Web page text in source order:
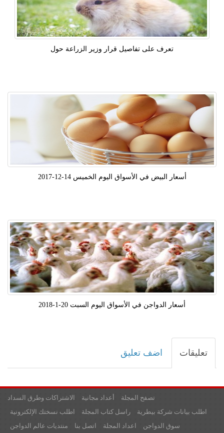
تعرف على تفاصيل قرار وزير الزراعة حول
أسعار البيض في الأسواق اليوم الخميس 14-12-2017
أسعار الدواجن في الأسواق اليوم السبت 20-1-2018
تعليقات اضف تعليق
الاشتراكات وطرق السداد أعداد مجانية
تصفح المجلة
اطلب نسختك الإلكترونية
راسل كتاب المجلة
اطلب بيانات شركة بيطرية
منتديات عالم الدواجن
اتصل بنا اعداد المجلة سوق الدواجن